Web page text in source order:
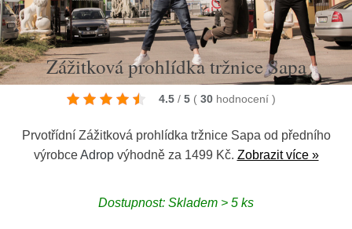
Zážitková prohlídka tržnice Sapa
4.5 / 5 ( 30 hodnocení )
Prvotřídní Zážitková prohlídka tržnice Sapa od předního
výrobceAdropvýhodně za 1499 Kč. Zobrazit více »
Dostupnost: Skladem > 5 ks